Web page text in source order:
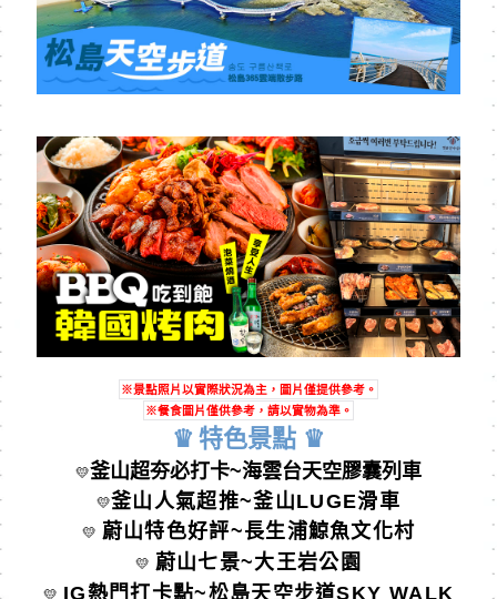
※景點照片以實際狀況為主，圖片僅提供參考。
※餐食圖片僅供參考，請以實物為準。
♛ 特⾊景點 ♛
💛釜山超夯必打卡~海雲台天空膠囊列車
💛釜山人氣超推~釜山LUGE滑車
💛 蔚山特色好評~長生浦鯨魚文化村
💛 蔚山七景~大王岩公園
💛 IG熱門打卡點~松島天空步道SKY WALK